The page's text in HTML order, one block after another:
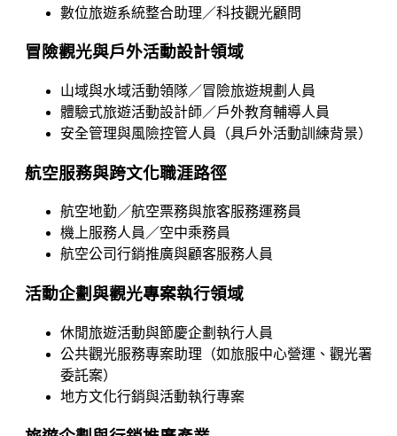
數位旅遊系統整合助理／科技觀光顧問
冒險觀光與戶外活動設計領域
山域與水域活動領隊／冒險旅遊規劃人員
體驗式旅遊活動設計師／戶外教育輔導人員
安全管理與風險控管人員（具戶外活動訓練背景）
航空服務與跨文化職涯路徑
航空地勤／航空票務與旅客服務運務員
機上服務人員／空中乘務員
航空公司行銷推廣與顧客服務人員
活動企劃與觀光專案執行領域
休閒旅遊活動與節慶企劃執行人員
公共觀光服務專案助理（如旅服中心營運、觀光署
委託案）
地方文化行銷與活動執行專案